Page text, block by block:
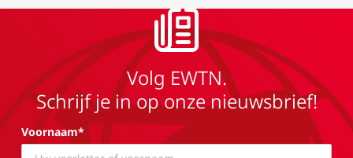
Volg EWTN.
Schrijf je in op onze nieuwsbrief!
Voornaam*